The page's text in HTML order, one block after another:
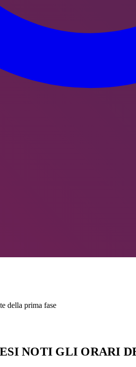
della prima fase
NOTI GLI ORARI